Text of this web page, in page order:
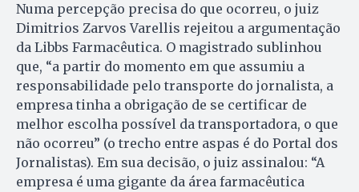
Numa percepção precisa do que ocorreu, o juiz
Dimitrios Zarvos Varellis rejeitou a argumentação
da Libbs Farmacêutica. O magistrado sublinhou
que, “a partir do momento em que assumiu a
responsabilidade pelo transporte do jornalista, a
empresa tinha a obrigação de se certificar de
melhor escolha possível da transportadora, o que
não ocorreu” (o trecho entre aspas é do Portal dos
Jornalistas). Em sua decisão, o juiz assinalou: “A
empresa é uma gigante da área farmacêutica